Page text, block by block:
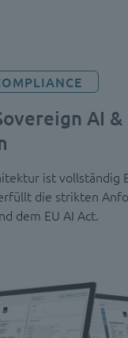
AI &
ist vollständig
die strikten
dem EU AI Act.